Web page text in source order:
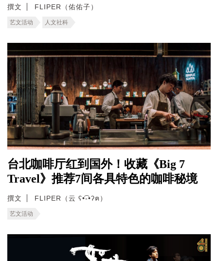
撰文 FLIPER（佑佑子）
艺文活动 人文社科
台北咖啡厅红到国外！收藏《Big 7
Travel》推荐7间各具特色的咖啡秘境
撰文 FLIPER（云 ʕ•͡-•ʔฅ）
艺文活动